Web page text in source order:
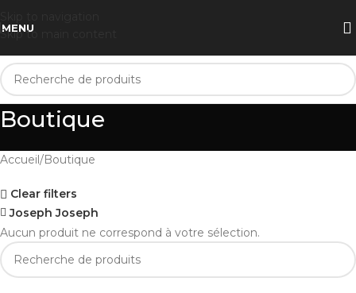
Skip to main content
MENU
Boutique
Accueil Boutique
Clear filters
Joseph Joseph
Aucun produit ne correspond à votre sélection.